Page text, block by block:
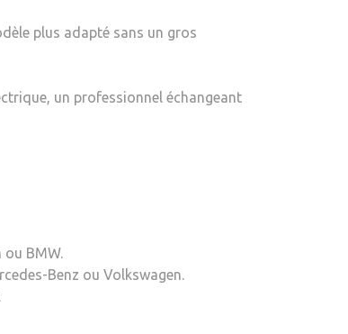
plus adapté sans un gros
un professionnel échangeant
BMW.
Benz ou Volkswagen.